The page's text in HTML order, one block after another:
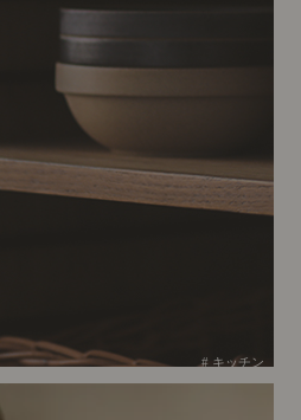
# キッチン